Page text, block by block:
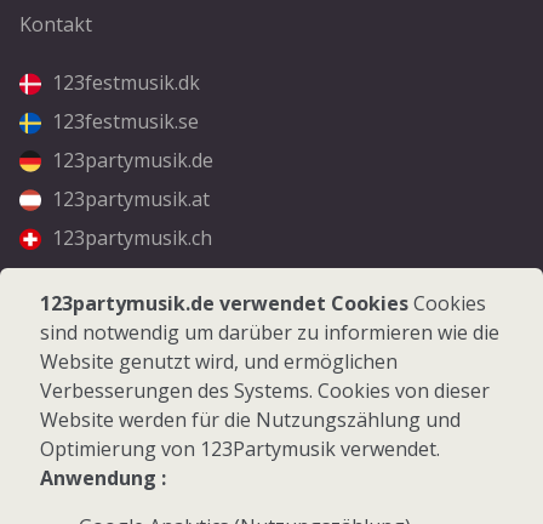
Kontakt
123festmusik.dk
123festmusik.se
123partymusik.de
123partymusik.at
123partymusik.ch
Folgen Sie uns
Facebook
Instagram
123partymusik.de verwendet CookiesCookies
sind notwendig um darüber zu informieren wie die
Website genutzt wird, und ermöglichen
Verbesserungen des Systems. Cookies von dieser
Website werden für die Nutzungszählung und
Optimierung von 123Partymusik verwendet.
Anwendung :